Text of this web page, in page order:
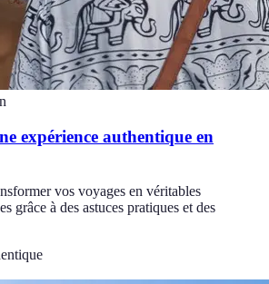
expérience authentique en
vos voyages en véritables
grâce à des astuces pratiques et des